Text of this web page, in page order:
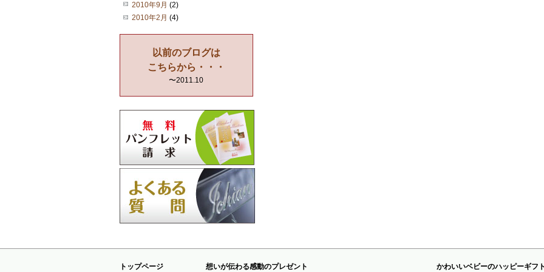
2010年9月 (2)
2010年2月 (4)
以前のブログは
こちらから・・・
〜2011.10
トップページ 想いが伝わる感動のプレゼント かわいいベビーのハッピーギフ